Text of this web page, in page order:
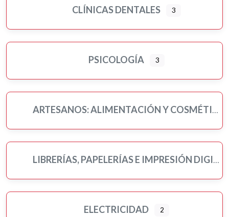
CLÍNICAS DENTALES 3
PSICOLOGÍA 3
ARTESANOS: ALIMENTACIÓN Y COSMÉTICA
LIBRERÍAS, PAPELERÍAS E IMPRESIÓN DIGITAL
ELECTRICIDAD 2